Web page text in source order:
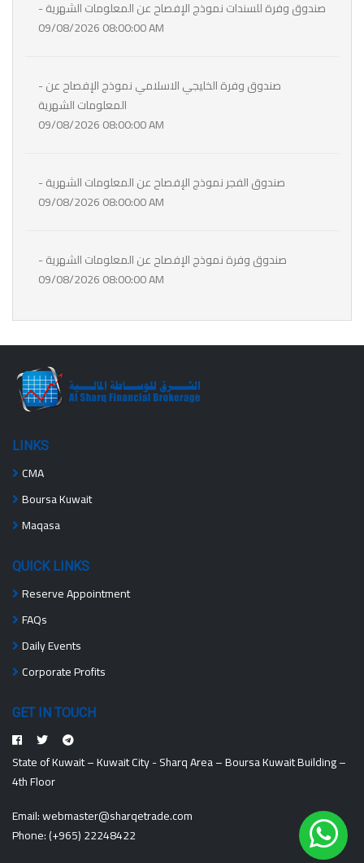
- صندوق وفرة للسندات نموذج الإفصاح عن المعلومات الشهرية
09/08/2026 08:00:00 AM
- صندوق وفرة الخليجي الاسلامي نموذج الإفصاح عن
المعلومات الشهرية
09/08/2026 08:00:00 AM
- صندوق الفجر نموذج الإفصاح عن المعلومات الشهرية
09/08/2026 08:00:00 AM
- صندوق وفرة نموذج الإفصاح عن المعلومات الشهرية
09/08/2026 08:00:00 AM
LINKS
CMA
Boursa Kuwait
Maqasa
QUICK LINKS
Reserve Appointment
FAQs
Daily Events
Corporate Profits
GET IN TOUCH
State of Kuwait – Kuwait City - Sharq Area – Boursa Kuwait Building –
4th Floor
Email:webmaster@sharqetrade.com
Phone:(+965) 22248422